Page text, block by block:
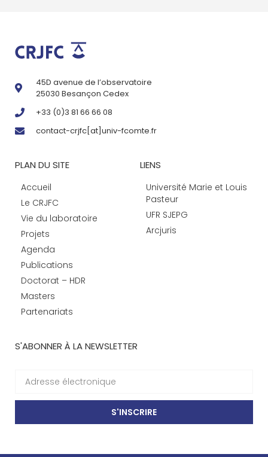
45D avenue de l’observatoire
25030 Besançon Cedex
+33 (0)3 81 66 66 08
contact-crjfc[at]univ-fcomte.fr
PLAN DU SITE
Accueil
Le CRJFC
Vie du laboratoire
Projets
Agenda
Publications
Doctorat – HDR
Masters
Partenariats
LIENS
Université Marie et Louis
Pasteur
UFR SJEPG
Arcjuris
S'ABONNER À LA NEWSLETTER
S'INSCRIRE